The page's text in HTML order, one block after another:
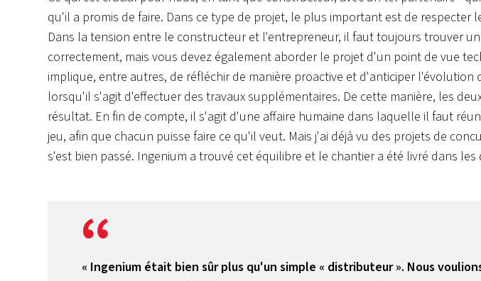
qu'il a promis de faire. Dans ce type de projet, le plus important est de
Dans la tension entre le constructeur et l'entrepreneur, il faut toujours trouver
correctement, mais vous devez également aborder le projet d'un point de vue
implique, entre autres, de réfléchir de manière proactive et d'anticiper
lorsqu'il s'agit d'effectuer des travaux supplémentaires. De cette manière, les
résultat. En fin de compte, il s'agit d'une affaire humaine dans laquelle il faut
jeu, afin que chacun puisse faire ce qu'il veut. Mais j'ai déjà vu des projets de
s'est bien passé. Ingenium a trouvé cet équilibre et le chantier a été livré dans
« Ingenium était bien sûr plus qu'un simple « distributeur ». Nous